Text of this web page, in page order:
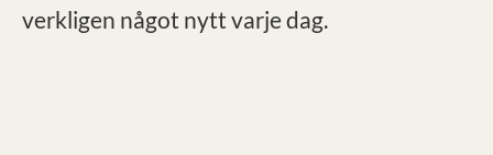
verkligen något nytt varje dag.